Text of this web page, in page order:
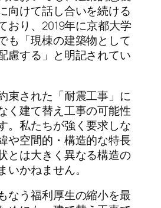
向けて話し合いを続ける
おり、2019年に京都大学
も「現棟の建築物として
慮する」と明記されてい
束された「耐震工事」に
く建て替え工事の可能性
。私たちが強く要求しな
や空間的・構造的な特長
とは大きく異なる構造の
いかねません。
なう福利厚生の縮小を最